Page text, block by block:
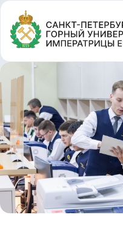
Перейти
основному
содержанию